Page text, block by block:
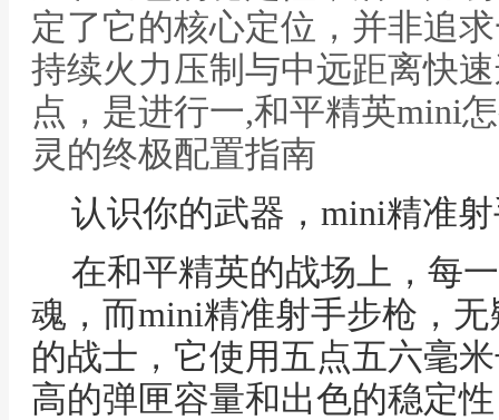
定了它的核心定位，并非追
持续火力压制与中远距离快
点，是进行一,和平精英mini
灵的终极配置指南
认识你的武器，mini精准
在和平精英的战场上，每
魂，而mini精准射手步枪，
的战士，它使用五点五六毫
高的弹匣容量和出色的稳定